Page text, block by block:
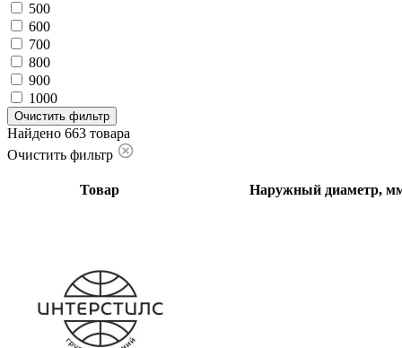
500
600
700
800
900
1000
Очистить фильтр
Найдено 663 товара
Очистить фильтр
Товар Наружный диаметр,